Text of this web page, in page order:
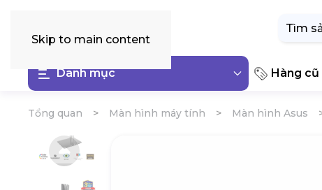
Skip to main content
Tìm
Danh mục Hàng
Tổng quan Màn hình máy tính Màn hình Asus